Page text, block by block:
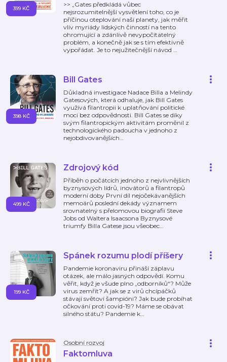
>> „Gates předkládá vůbec
nejsrozumitelnější vysvětlení toho, co je
příčinou oteplování naší planety, jak měřit
vliv myriády lidských činností na tento
ohromující a zdánlivě nevypočitatelný
problém, a konečně jak se s tím efektivně
vypořádat. Je to nejužitečnější návod …
399 KČ
Bill Gates
Důkladná investigace Nadace Billa a Melindy
Gatesových, která odhaluje, jak Bill Gates
využívá filantropii k uplatňování politické
moci bez odpovědnosti. Bill Gates se díky
svým filantropickým aktivitám proměnil z
technologického padoucha v jednoho z
nejobdivovanějších…
398 KČ
Zdrojový kód
Příběh o počátcích jednoho z nejvlivnějších
byznysových lídrů, inovátorů a filantropů
moderní doby První díl nejočekávanějších
memoárů poslední dekády významem
srovnatelný s přelomovou biografií Steve
Jobs od Waltera Isaacsona Byznysové
triumfy Billa Gatese jsou všeobec…
499 KČ
Spánek rozumu plodí příšery
Pandemie koronaviru přináší záplavu
otázek, ale málo jasných odpovědí. Komu
věřit, když je všude plno „odborníků“? Může
virus zemřít? A jak se z virů chcípáčků
stávají světoví šampióni? Jak bude probíhat
očkování proti covid-19? Máme se obávat
silného státu? Pandemie k…
199 KČ
Osobní rozvoj
Faktomluva